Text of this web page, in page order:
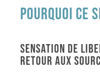
POURQUOI CE
SENSATION DE
RETOUR AUX